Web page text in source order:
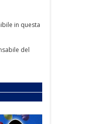
in questa
del